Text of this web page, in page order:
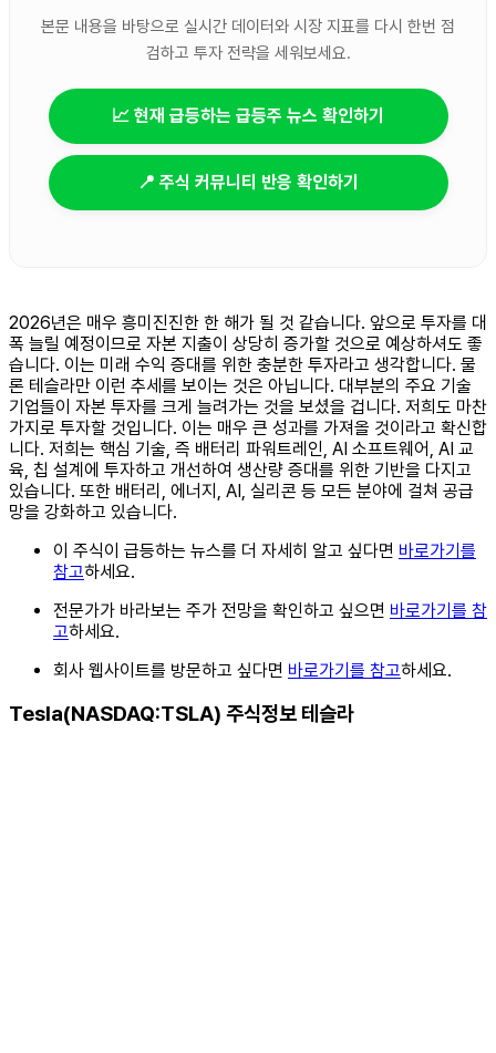
본문 내용을 바탕으로 실시간 데이터와 시장 지표를 다시 한번 점
검하고 투자 전략을 세워보세요.
📈 현재 급등하는 급등주 뉴스 확인하기
📍 주식 커뮤니티 반응 확인하기
2026년은 매우 흥미진진한 한 해가 될 것 같습니다. 앞으로 투자를 대
폭 늘릴 예정이므로 자본 지출이 상당히 증가할 것으로 예상하셔도 좋
습니다. 이는 미래 수익 증대를 위한 충분한 투자라고 생각합니다. 물
론 테슬라만 이런 추세를 보이는 것은 아닙니다. 대부분의 주요 기술
기업들이 자본 투자를 크게 늘려가는 것을 보셨을 겁니다. 저희도 마찬
가지로 투자할 것입니다. 이는 매우 큰 성과를 가져올 것이라고 확신합
니다. 저희는 핵심 기술, 즉 배터리 파워트레인, AI 소프트웨어, AI 교
육, 칩 설계에 투자하고 개선하여 생산량 증대를 위한 기반을 다지고
있습니다. 또한 배터리, 에너지, AI, 실리콘 등 모든 분야에 걸쳐 공급
망을 강화하고 있습니다.
이 주식이 급등하는 뉴스를 더 자세히 알고 싶다면 바로가기를
참고하세요.
전문가가 바라보는 주가 전망을 확인하고 싶으면 바로가기를 참
고하세요.
회사 웹사이트를 방문하고 싶다면 바로가기를 참고하세요.
Tesla(NASDAQ:TSLA) 주식정보 테슬라